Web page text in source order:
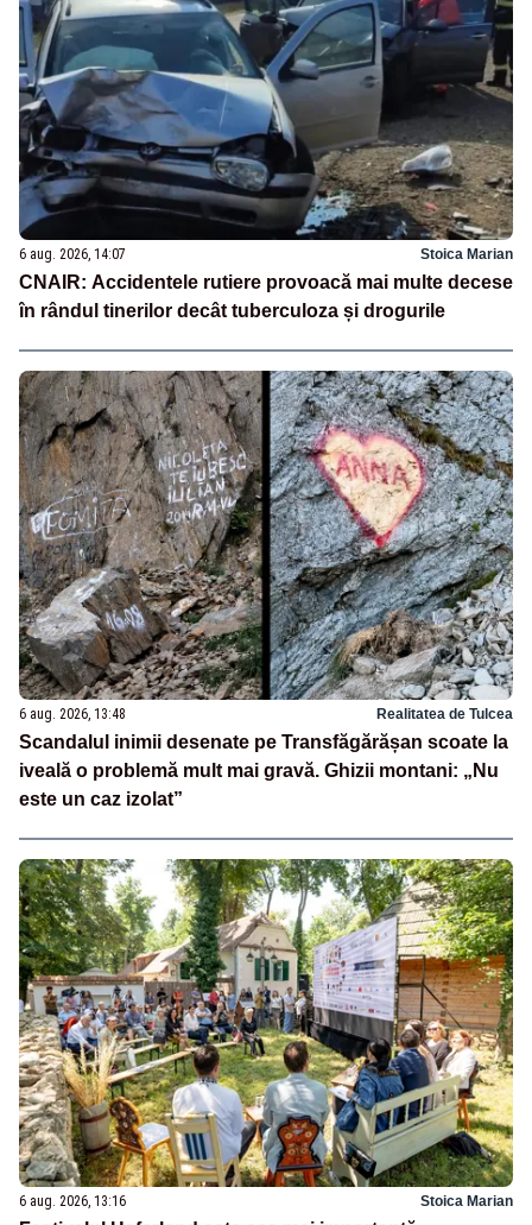
6 aug. 2026, 14:07 Stoica Marian
CNAIR: Accidentele rutiere provoacă mai multe decese
în rândul tinerilor decât tuberculoza și drogurile
6 aug. 2026, 13:48 Realitatea de Tulcea
Scandalul inimii desenate pe Transfăgărășan scoate la
iveală o problemă mult mai gravă. Ghizii montani: „Nu
este un caz izolat”
6 aug. 2026, 13:16 Stoica Marian